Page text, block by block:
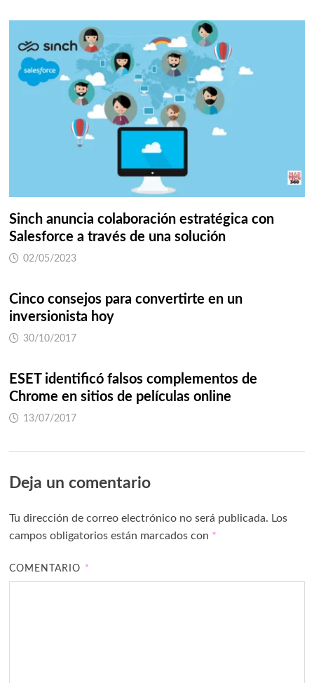
Sinch anuncia colaboración estratégica con
Salesforce a través de una solución
02/05/2023
Cinco consejos para convertirte en un
inversionista hoy
30/10/2017
ESET identificó falsos complementos de
Chrome en sitios de películas online
13/07/2017
Deja un comentario
Tu dirección de correo electrónico no será publicada. Los
campos obligatorios están marcados con *
COMENTARIO *